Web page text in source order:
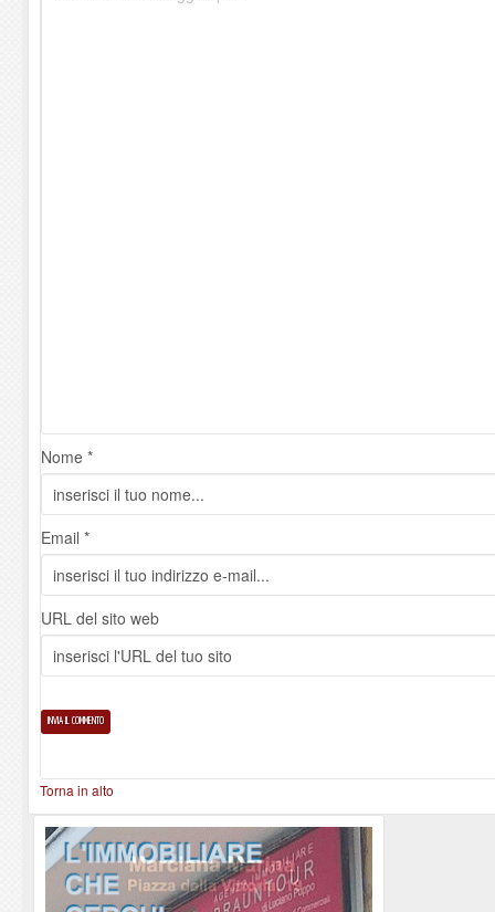
Nome *
Email *
URL del sito web
Torna in alto